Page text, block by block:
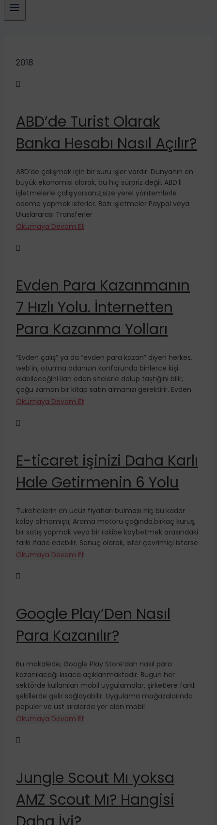
2018

ABD’de Turist Olarak
Banka Hesabı Nasıl Açılır?
ABD’de çalışmak için bir sürü işler vardır. Dünyanın en
büyük ekonomisi olarak, bu hiç sürpriz değil. ABD’li
işletmelerle çalışıyorsanız,size yerel yöntemlerle
ödeme yapmak isterler. Bazı işletmeler Paypal veya
Uluslararası Transferler
Okumaya Devam Et

Evden Para Kazanmanın
7 Hızlı Yolu. İnternetten
Para Kazanma Yolları
“Evden çalış” ya da “evden para kazan” diyen herkes,
web’in, oturma odanızın konforunda binlerce kişi
olabileceğini ilan eden sitelerle dolup taştığını bilir,
çoğu zaman bir kitap satın almanızı gerektirir. Evden
Okumaya Devam Et

E-ticaret işinizi Daha Karlı
Hale Getirmenin 6 Yolu
Tüketicilerin en ucuz fiyatları bulması hiç bu kadar
kolay olmamıştı; Arama motoru çağında,birkaç kuruş,
bir satış yapmak veya bir rakibe kaybetmek arasındaki
farkı ifade edebilir. Sonuç olarak, ister çevrimiçi isterse
Okumaya Devam Et

Google Play’Den Nasıl
Para Kazanılır?
Bu makalede, Google Play Store’dan nasıl para
kazanılacağı kısaca açıklanmaktadır. Bugün her
sektörde kullanılan mobil uygulamalar, şirketlere farklı
şekillerde gelir sağlayabilir. Uygulama mağazalarında
popüler ve üst sıralarda yer alan mobil
Okumaya Devam Et

Jungle Scout Mı yoksa
AMZ Scout Mı? Hangisi